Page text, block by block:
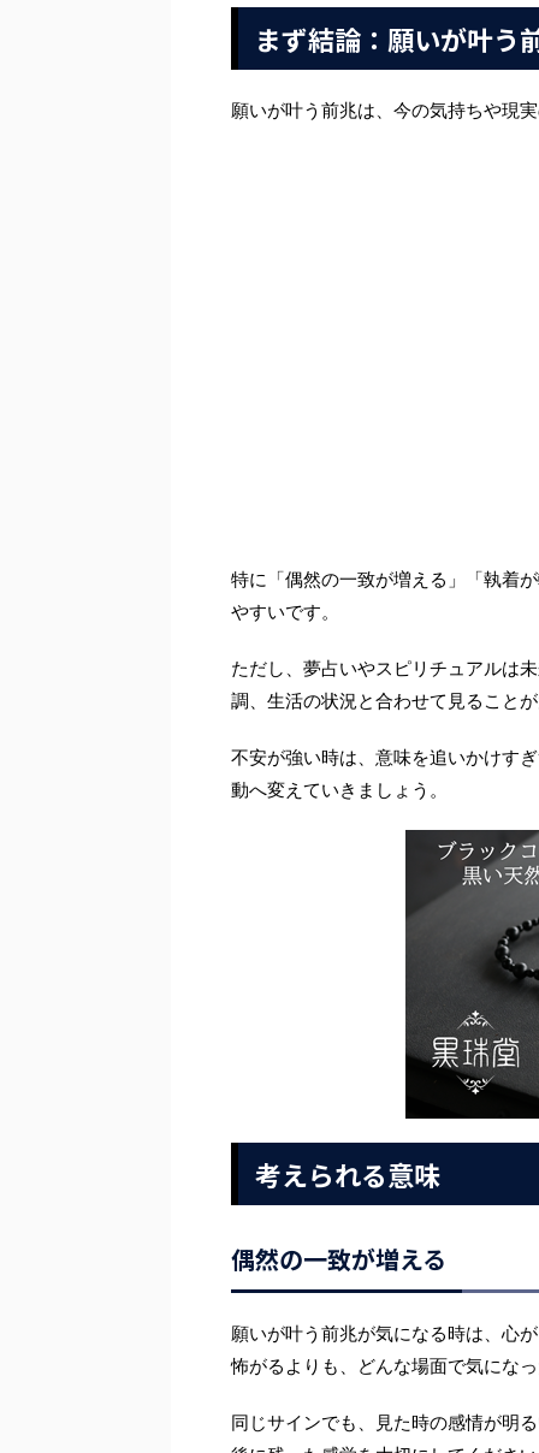
まず結論：願いが叶う
願いが叶う前兆は、今の気持ちや現
特に「偶然の一致が増える」「執着
やすいです。
ただし、夢占いやスピリチュアルは
調、生活の状況と合わせて見ることが
不安が強い時は、意味を追いかけす
動へ変えていきましょう。
考えられる意味
偶然の一致が増える
願いが叶う前兆が気になる時は、心
怖がるよりも、どんな場面で気にな
同じサインでも、見た時の感情が明